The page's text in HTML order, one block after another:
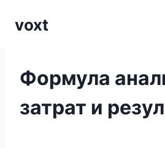
voxt
Формула
затрат и